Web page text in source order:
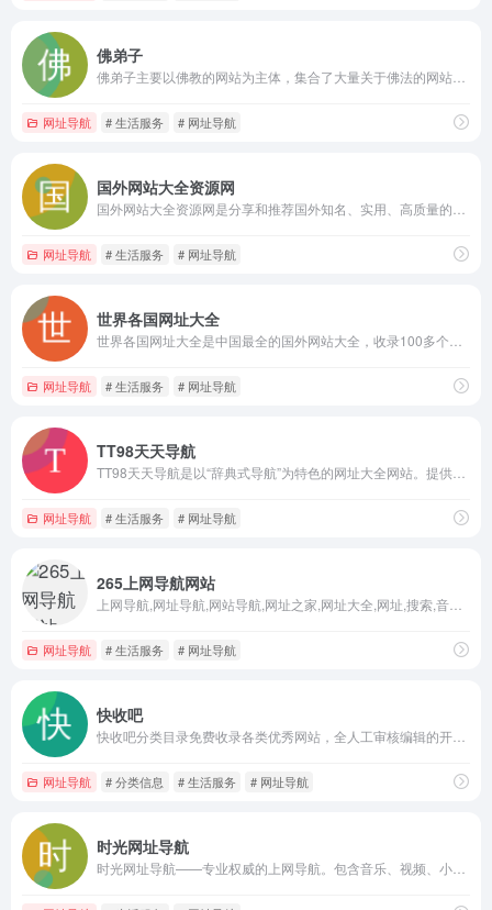
佛弟子
网址导航 # 生活服务 # 网址导航
国外网站大全资源网
网址导航 # 生活服务 # 网址导航
世界各国网址大全
网址导航 # 生活服务 # 网址导航
TT98天天导航
网址导航 # 生活服务 # 网址导航
265上网导航网站
网址导航 # 生活服务 # 网址导航
快收吧
网址导航 # 分类信息 # 生活服务 # 网址导航
时光网址导航